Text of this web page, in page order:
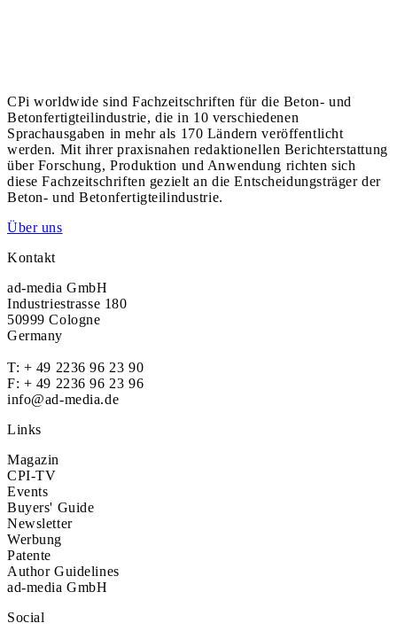
CPi worldwide sind Fachzeitschriften für die Beton- und
Betonfertigteilindustrie, die in 10 verschiedenen
Sprachausgaben in mehr als 170 Ländern veröffentlicht
werden. Mit ihrer praxisnahen redaktionellen Berichterstattung
über Forschung, Produktion und Anwendung richten sich
diese Fachzeitschriften gezielt an die Entscheidungsträger der
Beton- und Betonfertigteilindustrie.
Über uns
Kontakt
ad-media GmbH
Industriestrasse 180
50999 Cologne
Germany
T: + 49 2236 96 23 90
F: + 49 2236 96 23 96
info@ad-media.de
Links
Magazin
CPI-TV
Events
Buyers' Guide
Newsletter
Werbung
Patente
Author Guidelines
ad-media GmbH
Social